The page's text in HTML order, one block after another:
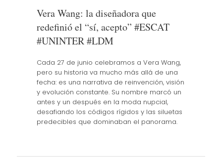
Vera Wang: la diseñadora que
redefinió el “sí, acepto” #ESCAT
#UNINTER #LDM
Cada 27 de junio celebramos a Vera Wang,
pero su historia va mucho más allá de una
fecha: es una narrativa de reinvención, visión
y evolución constante. Su nombre marcó un
antes y un después en la moda nupcial,
desafiando los códigos rígidos y las siluetas
predecibles que dominaban el panorama.